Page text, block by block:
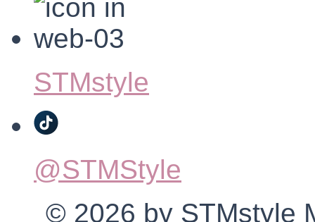
STMstyle
@STMStyle
© 2026 by STMstyle